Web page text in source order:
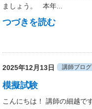
ましょう。 本年...
つづきを読む
2025年12月13日 講師ブログ
模擬試験
こんにちは！ 講師の細越で